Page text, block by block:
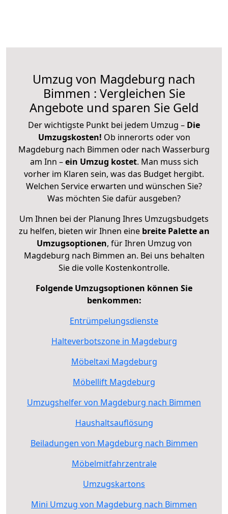
Umzug von Magdeburg nach
Bimmen : Vergleichen Sie
Angebote und sparen Sie Geld
Der wichtigste Punkt bei jedem Umzug – Die
Umzugskosten! Ob innerorts oder von
Magdeburg nach Bimmen oder nach Wasserburg
am Inn –ein Umzug kostet. Man muss sich
vorher im Klaren sein, was das Budget hergibt.
Welchen Service erwarten und wünschen Sie?
Was möchten Sie dafür ausgeben?
Um Ihnen bei der Planung Ihres Umzugsbudgets
zu helfen, bieten wir Ihnen eine breite Palette an
Umzugsoptionen, für Ihren Umzug von
Magdeburg nach Bimmen an. Bei uns behalten
Sie die volle Kostenkontrolle.
Folgende Umzugsoptionen können Sie
benkommen:
Entrümpelungsdienste
Halteverbotszone in Magdeburg
Möbeltaxi Magdeburg
Möbellift Magdeburg
Umzugshelfer von Magdeburg nach Bimmen
Haushaltsauflösung
Beiladungen von Magdeburg nach Bimmen
Möbelmitfahrzentrale
Umzugskartons
Mini Umzug von Magdeburg nach Bimmen